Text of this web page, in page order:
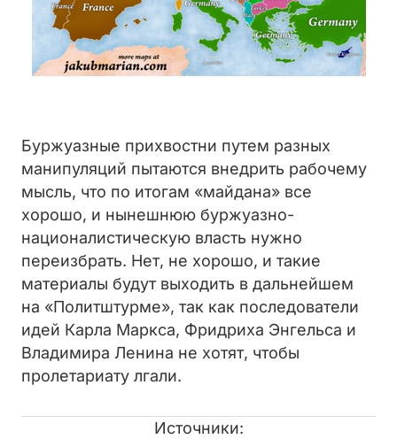
Буржуазные прихвостни путем разных
манипуляций пытаются внедрить рабочему
мысль, что по итогам «майдана» все
хорошо, и нынешнюю буржуазно-
националистическую власть нужно
переизбрать. Нет, не хорошо, и такие
материалы будут выходить в дальнейшем
на «Политштурме», так как последователи
идей Карла Маркса, Фридриха Энгельса и
Владимира Ленина не хотят, чтобы
пролетариату лгали.
Источники: